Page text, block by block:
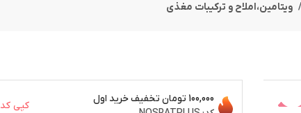
ویتامین،املاح و ترکیبات مغذی
100,000 تومان
تخفیف خرید اول
کپی کد